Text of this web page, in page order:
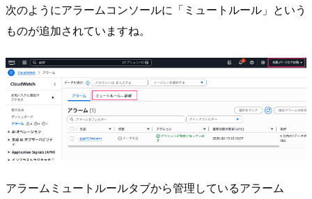
次のようにアラームコンソールに「ミュートルール」という
ものが追加されていますね。
アラームミュートルールタブから管理しているアラーム